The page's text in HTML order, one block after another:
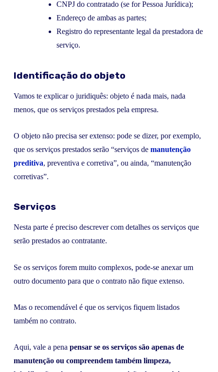
CNPJ do contratado (se for Pessoa Jurídica);
Endereço de ambas as partes;
Registro do representante legal da prestadora de
serviço.
Identificação do objeto
Vamos te explicar o juridiquês: objeto é nada mais, nada
menos, que os serviços prestados pela empresa.
O objeto não precisa ser extenso: pode se dizer, por exemplo,
que os serviços prestados serão “serviços de manutenção
preditiva, preventiva e corretiva”, ou ainda, “manutenção
corretivas”.
Serviços
Nesta parte é preciso descrever com detalhes os serviços que
serão prestados ao contratante.
Se os serviços forem muito complexos, pode-se anexar um
outro documento para que o contrato não fique extenso.
Mas o recomendável é que os serviços fiquem listados
também no contrato.
Aqui, vale a pena pensar se os serviços são apenas de
manutenção ou compreendem também limpeza,